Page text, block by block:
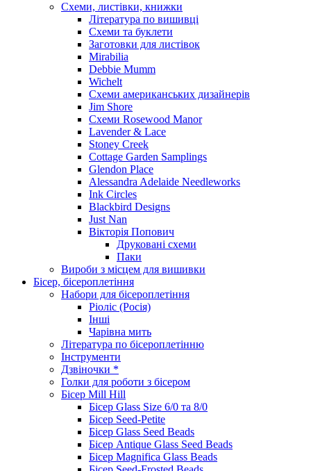
Схеми, листівки, книжки
Література по вишивці
Схеми та буклети
Заготовки для листівок
Mirabilia
Debbie Mumm
Wichelt
Схеми американських дизайнерів
Jim Shore
Cхеми Rosewood Manor
Lavender & Lace
Stoney Creek
Cottage Garden Samplings
Glendon Place
Alessandra Adelaide Needleworks
Ink Circles
Blackbird Designs
Just Nan
Вікторія Попович
Друковані схеми
Паки
Вироби з місцем для вишивки
Бісер, бісероплетіння
Набори для бісероплетіння
Ріоліс (Росія)
Інші
Чарівна мить
Література по бісероплетінню
Інструменти
Дзвіночки *
Голки для роботи з бісером
Бісер Mill Hill
Бісер Glass Size 6/0 та 8/0
Бісер Seed-Petite
Бісер Glass Seed Beads
Бісер Antique Glass Seed Beads
Бісер Magnifica Glass Beads